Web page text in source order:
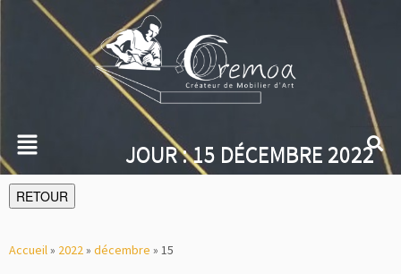
JOUR :15 DÉCEMBRE 2022
RETOUR
Accueil» 2022» décembre » 15